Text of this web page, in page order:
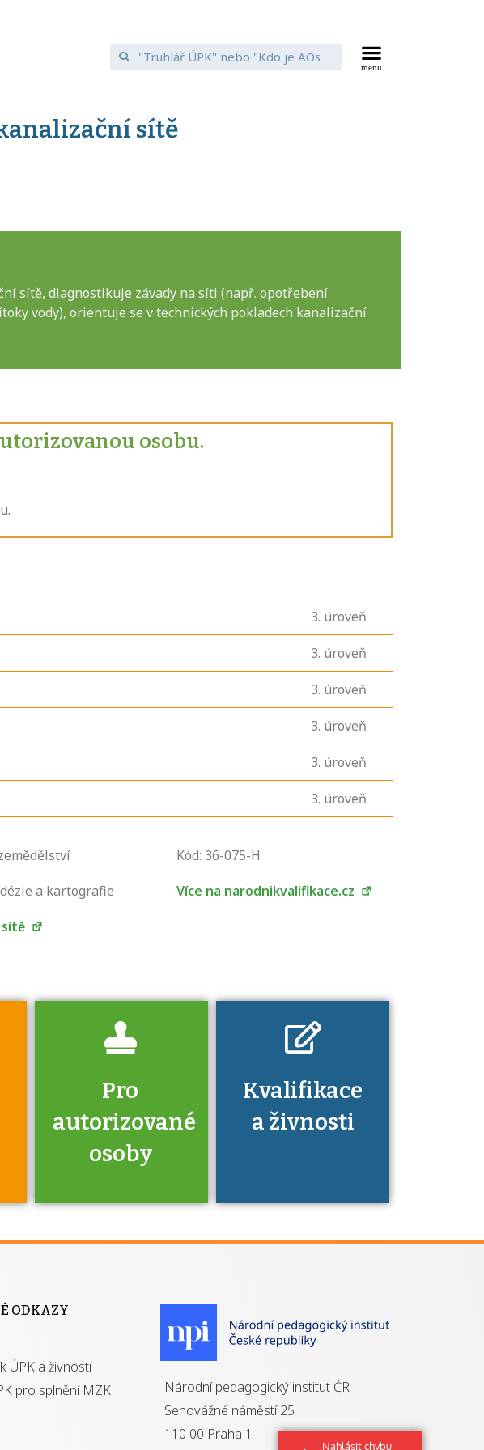
Nahlásit chybu
sítě
sítě, diagnostikuje závady na síti (např. opotřebení
vody), orientuje se v technických pokladech kanalizační
osobu.
3. úroveň
3. úroveň
3. úroveň
3. úroveň
3. úroveň
3. úroveň
a kartografie
Kód: 36-075-H
Více na narodnikvalifikace.cz
Pro
autorizované
osoby
výhody má získání
Kvalifikace
a živnosti
U řady živností je
Pro které toto
ODKAZY
ÚPK a živností
pro splnění MZK
Národní pedagogický institut ČR
Senovážné náměstí 25
110 00 Praha 1